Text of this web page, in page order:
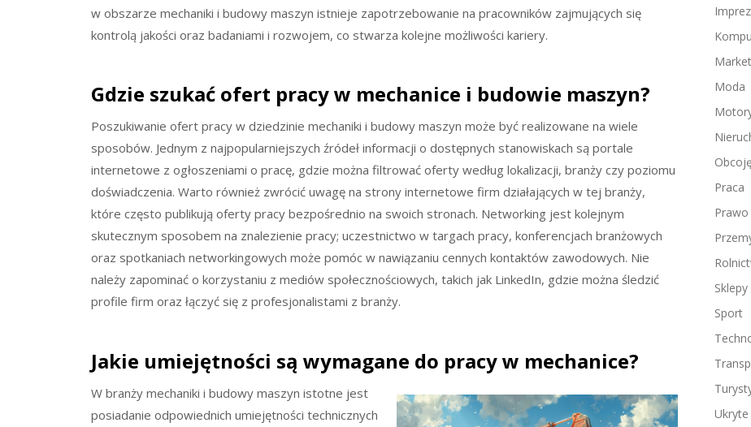
w obszarze mechaniki i budowy maszyn istnieje zapotrzebowanie na pracowników zajmujących się
kontrolą jakości oraz badaniami i rozwojem, co stwarza kolejne możliwości kariery.
Gdzie szukać ofert pracy w mechanice i budowie maszyn?
Poszukiwanie ofert pracy w dziedzinie mechaniki i budowy maszyn może być realizowane na wiele
sposobów. Jednym z najpopularniejszych źródeł informacji o dostępnych stanowiskach są portale
internetowe z ogłoszeniami o pracę, gdzie można filtrować oferty według lokalizacji, branży czy poziomu
doświadczenia. Warto również zwrócić uwagę na strony internetowe firm działających w tej branży,
które często publikują oferty pracy bezpośrednio na swoich stronach. Networking jest kolejnym
skutecznym sposobem na znalezienie pracy; uczestnictwo w targach pracy, konferencjach branżowych
oraz spotkaniach networkingowych może pomóc w nawiązaniu cennych kontaktów zawodowych. Nie
należy zapominać o korzystaniu z mediów społecznościowych, takich jak LinkedIn, gdzie można śledzić
profile firm oraz łączyć się z profesjonalistami z branży.
Jakie umiejętności są wymagane do pracy w mechanice?
W branży mechaniki i budowy maszyn istotne jest
posiadanie odpowiednich umiejętności technicznych
Moda
Praca
Prawo
Sklepy
Sport